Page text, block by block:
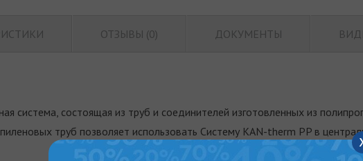
ОТЗЫВЫ (0) ДОКУМЕНТЫ
система, состоящая из труб и соединителей изготовленных из
труб позволяет использовать Систему KAN-therm PP в